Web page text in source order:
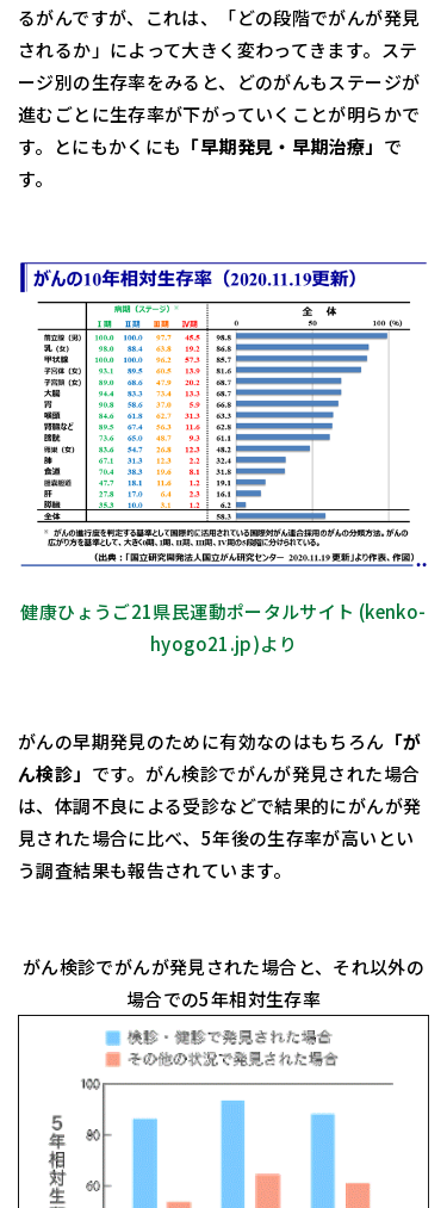
るがんですが、これは、「どの段階でがんが発見
されるか」によって大きく変わってきます。ステ
ージ別の生存率をみると、どのがんもステージが
進むごとに生存率が下がっていくことが明らかで
す。とにもかくにも 「早期発見・早期治療」 で
す。
健康ひょうご21県民運動ポータルサイト (kenko-
hyogo21.jp)より
がんの早期発見のために有効なのはもちろん 「が
ん検診」 です。がん検診でがんが発見された場合
は、体調不良による受診などで結果的にがんが発
見された場合に比べ、5年後の生存率が高いとい
う調査結果も報告されています。
がん検診でがんが発見された場合と、それ以外の
場合での5年相対生存率